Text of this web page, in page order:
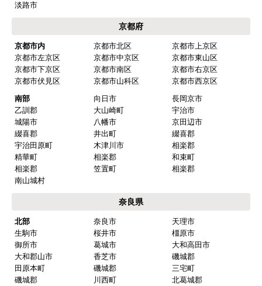
淡路市
京都府
京都市内 京都市北区
京都市上京区
京都市左京区
京都市中京区
京都市東山区
京都市下京区
京都市南区
京都市右京区
京都市伏見区
京都市山科区
京都市西京区
南部
向日市
長岡京市
乙訓郡
大山崎町
宇治市
城陽市
八幡市
京田辺市
綴喜郡
井出町
綴喜郡
宇治田原町
木津川市
相楽郡
精華町
相楽郡
和束町
相楽郡
笠置町
相楽郡
南山城村
奈良県
北部 奈良市
天理市
生駒市
桜井市
橿原市
御所市
葛城市
大和高田市
大和郡山市
香芝市
磯城郡
田原本町
磯城郡
三宅町
磯城郡
川西町
北葛城郡